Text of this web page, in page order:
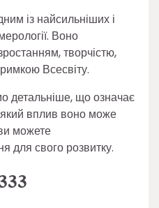
із найсильніших і
Воно
творчістю,
Всесвіту.
детальніше, що означає
який вплив воно може
можете
для свого розвитку.